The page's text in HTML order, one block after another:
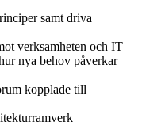
samt driva
verksamheten och IT
nya behov påverkar
kopplade till